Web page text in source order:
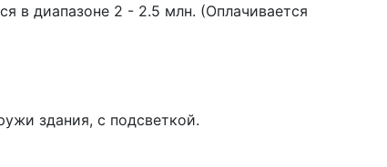
в диапазоне 2 - 2.5 млн. (Оплачивается
здания, с подсветкой.